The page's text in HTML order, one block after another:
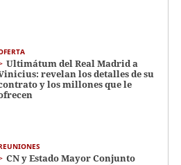
Ultimátum del Real Madrid a
revelan los detalles de su
y los millones que le
CN y Estado Mayor Conjunto